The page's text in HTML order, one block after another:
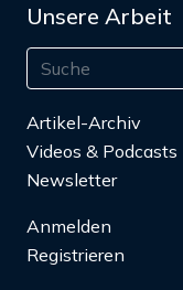
Unsere Arbeit
Artikel-Archiv
Videos & Podcasts
Newsletter
Anmelden
Registrieren